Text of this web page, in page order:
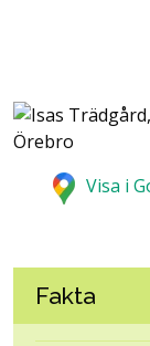
Visa i
Fakta